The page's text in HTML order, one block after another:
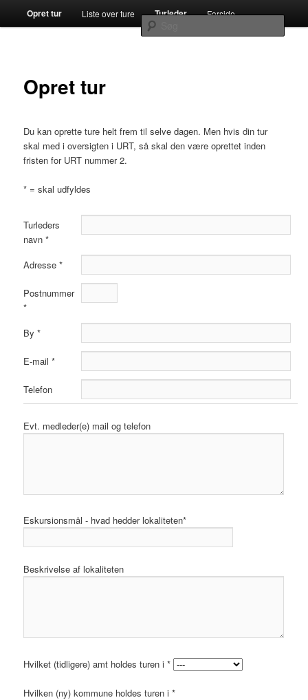
Fortsæt
HovedmenuOpret tur Liste over ture Turleder Forside
Opret tur
Du kan oprette ture helt frem til selve dagen. Men hvis din tur
skal med i oversigten i URT, så skal den være oprettet inden
fristen for URT nummer 2.
* = skal udfyldes
Turleders
navn *
Adresse *
Postnummer
*
By *
E-mail *
Telefon
Evt. medleder(e) mail og telefon
Eskursionsmål - hvad hedder lokaliteten*
Beskrivelse af lokaliteten
Hvilket (tidligere) amt holdes turen i *
Hvilken (ny) kommune holdes turen i *